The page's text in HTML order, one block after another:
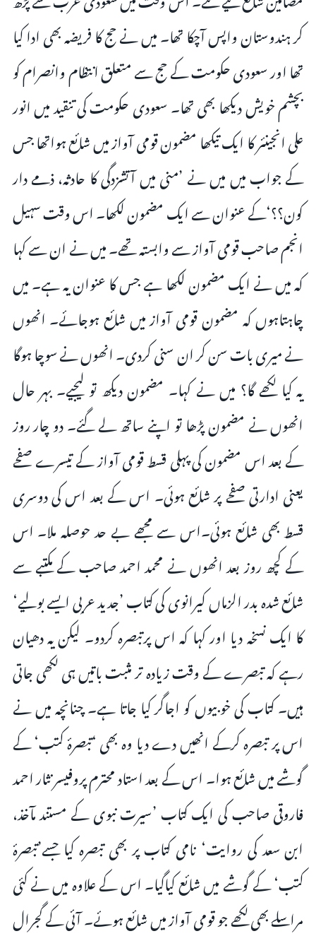
کر ہندوستان واپس آچکا تھا۔ میں نے حج کا فریضہ بھی ادا کیا
تھا اور سعودی حکومت کے حج سے متعلق انتظام وانصرام کو
بچشم خویش دیکھا بھی تھا۔ سعودی حکومت کی تنقید میں انور
علی انجینئر کا ایک تیکھا مضمون قومی آواز میں شائع ہواتھا جس
کے جواب میں میں نے ’منی میں آتشزدگی کا حادثہ، ذمے دار
کون؟؟‘کے عنوان سے ایک مضمون لکھا۔ اس وقت سہیل
انجم صاحب قومی آواز سے وابستہ تھے۔ میں نے ان سے کہا
کہ میں نے ایک مضمون لکھا ہے جس کا عنوان یہ ہے۔ میں
چاہتاہوں کہ مضمون قومی آواز میں شائع ہوجائے۔ انھوں
نے میری بات سن کر ان سنی کردی۔ انھوں نے سوچا ہوگا
یہ کیا لکھے گا؟ میں نے کہا۔ مضمون دیکھ تو لیجیے۔ بہر حال
انھوں نے مضمون پڑھا تو اپنے ساتھ لے گئے۔ دو چار روز
کے بعد اس مضمون کی پہلی قسط قومی آواز کے تیسرے صفحے
یعنی ادارتی صفحے پر شائع ہوئی۔ اس کے بعد اس کی دوسری
قسط بھی شائع ہوئی۔اس سے مجھے بے حد حوصلہ ملا۔ اس
کے کچھ روز بعد انھوں نے محمد احمد صاحب کے مکتبے سے
شائع شدہ بدر الزماں کیرانوی کی کتاب ’جدید عربی ایسے بولیے‘
کا ایک نسخہ دیا اور کہا کہ اس پرتبصرہ کردو۔ لیکن یہ دھیان
رہے کہ تبصرے کے وقت زیادہ تر مثبت باتیں ہی لکھی جاتی
ہیں۔ کتاب کی خوبیوں کو اجاگر کیا جاتا ہے۔ چنانچہ میں نے
اس پر تبصرہ کرکے انھیں دے دیا وہ بھی ‘تبصرۂ کتب‘ کے
گوشے میں شائع ہوا۔ اس کے بعد استاد محترم پروفیسر نثار احمد
فاروقی صاحب کی ایک کتاب ’سیرت نبوی کے مستند مآخذ،
ابن سعد کی روایت‘ نامی کتاب پر بھی تبصرہ کیا جسے’تبصرۂ
کتب‘ کے گوشے میں شائع کیاگیا۔ اس کے علاوہ میں نے کئی
مراسلے بھی لکھے جو قومی آواز میں شائع ہوئے۔ آئی کے گجرال